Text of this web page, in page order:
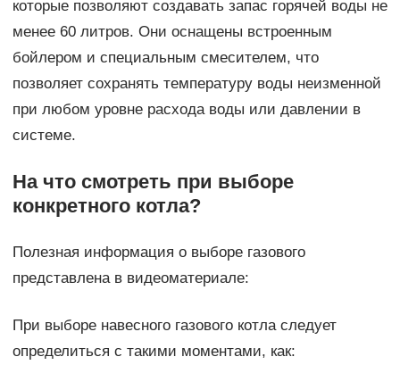
которые позволяют создавать запас горячей воды не
менее 60 литров. Они оснащены встроенным
бойлером и специальным смесителем, что
позволяет сохранять температуру воды неизменной
при любом уровне расхода воды или давлении в
системе.
На что смотреть при выборе
конкретного котла?
Полезная информация о выборе газового
представлена в видеоматериале:
При выборе навесного газового котла следует
определиться с такими моментами, как: